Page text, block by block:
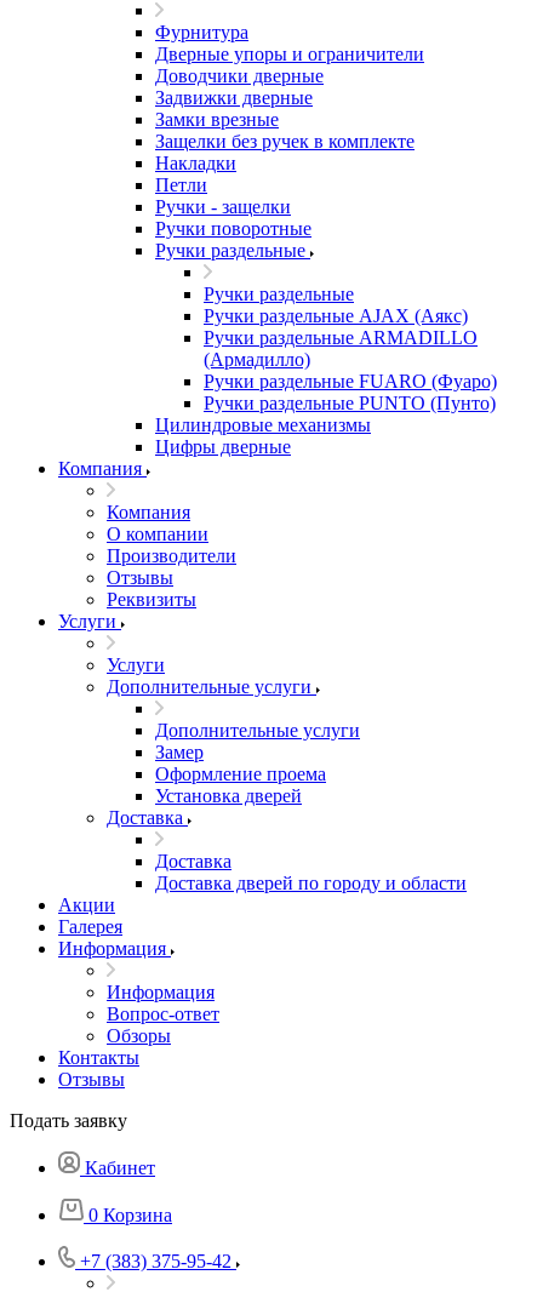
Фурнитура
Дверные упоры и ограничители
Доводчики дверные
Задвижки дверные
Замки врезные
Защелки без ручек в комплекте
Накладки
Петли
Ручки - защелки
Ручки поворотные
Ручки раздельные
Ручки раздельные
Ручки раздельные AJAX (Аякс)
Ручки раздельные ARMADILLO
(Армадилло)
Ручки раздельные FUARO (Фуаро)
Ручки раздельные PUNTO (Пунто)
Цилиндровые механизмы
Цифры дверные
Компания
Компания
О компании
Производители
Отзывы
Реквизиты
Услуги
Услуги
Дополнительные услуги
Дополнительные услуги
Замер
Оформление проема
Установка дверей
Доставка
Доставка
Доставка дверей по городу и области
Акции
Галерея
Информация
Информация
Вопрос-ответ
Обзоры
Контакты
Отзывы
Подать заявку
Кабинет
0 Корзина
+7 (383) 375-95-42